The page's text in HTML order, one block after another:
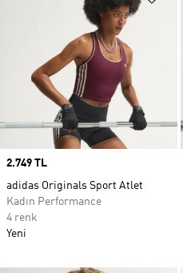
Price
2.749 TL
adidas Originals Sport Atlet
Kadın Performance
4 renk
Yeni